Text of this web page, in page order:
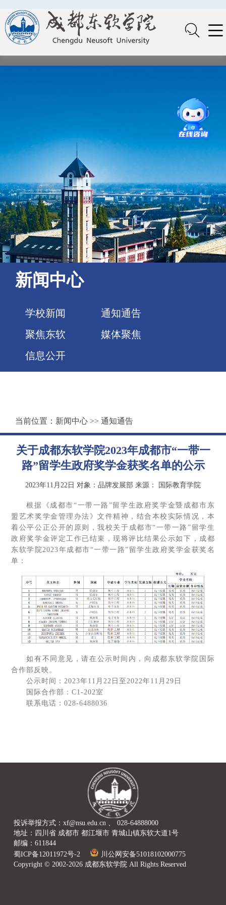
新闻中心
学校新闻
通知通告
聚焦东软
媒体聚焦
信息公开
当前位置： 新闻中心 >> 通知通告
关于成都东软学院2023年成都市“一带一
路”留学生政府奖学金获奖名单的公示
2023年11月22日 对象：品牌发展部 来源： 国际教育学院
根据《成都市“一带一路”留学生政府奖学金暨成都市东
盟艺术奖学金管理办法》文件精神，结合本校实际情况，本
着公平公正公开的原则，我校关于成都市“一带一路”留学生
政府奖学金评定工作已结束，现将评比结果公示如下，成都
东软学院2023年成都市“一带一路”留学生政府奖学金获奖名
单：
如有不同意见，请在公示时间内，向成都东软学院国际
合作部反映。
公示时间：2023年11月22日至2022年11月29日
国际合作部：C1-202室
联系电话：028-6488036
投诉举报方式：xf@nsu.edu.cn 、 028-64888000
地址：四川省 成都市 都江堰市 青城山镇东软大道1号
邮编：611844
蜀ICP备12011972号-2
川公网安备51018102000775
Copyright © 2002-2026 成都东软学院 All Rights Reserved